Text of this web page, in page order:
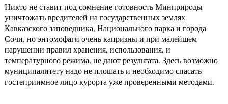
Никто не ставит под сомнение готовность Минприроды
уничтожать вредителей на государственных землях
Кавказского заповедника, Национального парка и города
Сочи, но энтомофаги очень капризны и при малейшем
нарушении правил хранения, использования, и
температурного режима, не дают результата. Здесь возможно
муниципалитету надо не плошать и необходимо спасать
гостеприимное лицо курорта уже проверенными методами.